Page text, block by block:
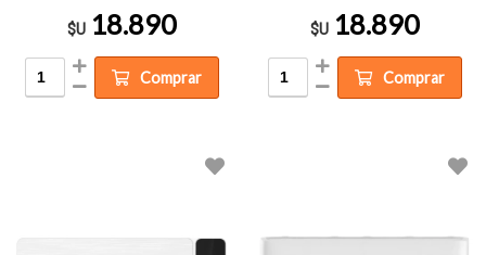
$U 18.890
Comprar
$U 18.890
Comprar